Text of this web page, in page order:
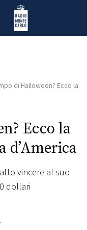
Radio Monte Carlo
di Halloween? Ecco la
Ecco la
d’America
vincere al suo
dollari